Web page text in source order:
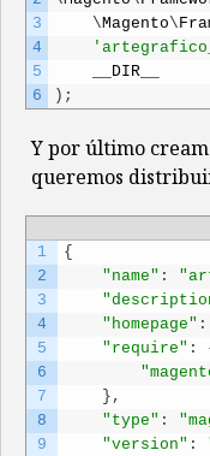
3
4
5
6
\Magento\
__DIR__
) ;
Y por último
queremos
1
2
3
4
5
6
7
8
9
{
"name" :
"homepage" :
"require" :
} ,
"type" :
"version" :